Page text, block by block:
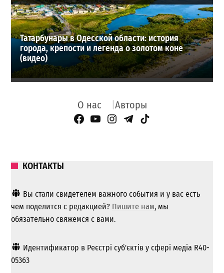
Татарбунары в Одесской области: история
города, крепости и легенда о золотом коне
(видео)
О нас Авторы
Facebook Page
YouTube
Instagram
Telegram
TikTok
КОНТАКТЫ
Вы стали свидетелем важного события и у вас есть
чем поделится с редакцией? Пишите нам, мы
обязательно свяжемся с вами.
Идентификатор в Реєстрі суб'єктів у сфері медіа R40-
05363